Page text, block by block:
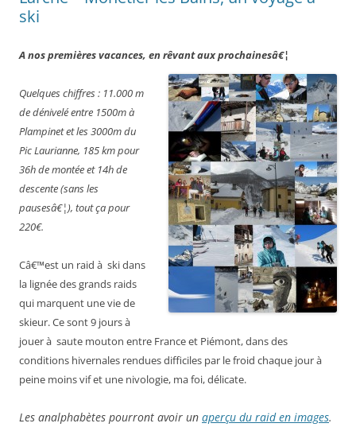
ski
A nos premières vacances, en rêvant aux prochainesâ€¦
Quelques chiffres : 11.000 m
de dénivelé entre 1500m à
Plampinet et les 3000m du
Pic Laurianne, 185 km pour
36h de montée et 14h de
descente (sans les
pausesâ€¦), tout ça pour
220€.
Câ€™est un raid à ski dans
la lignée des grands raids
qui marquent une vie de
skieur. Ce sont 9 jours à
jouer à saute mouton entre France et Piémont, dans des
conditions hivernales rendues difficiles par le froid chaque jour à
peine moins vif et une nivologie, ma foi, délicate.
Les analphabètes pourront avoir un aperçu du raid en images.